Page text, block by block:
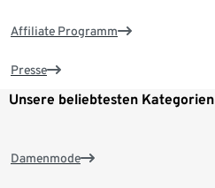
Affiliate Programm
Presse
Unsere beliebtesten Kategorien
Damenmode